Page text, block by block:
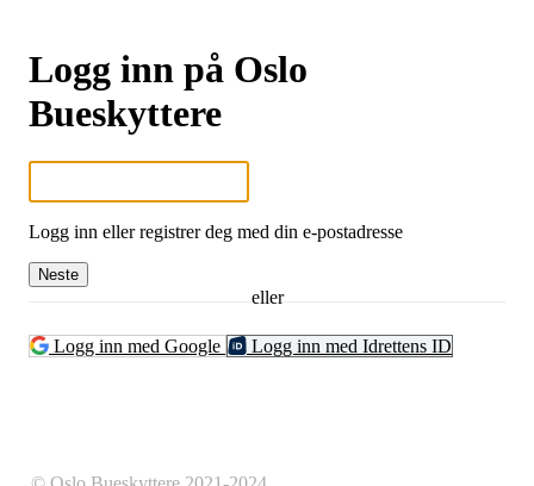
Logg inn på Oslo
Bueskyttere
Logg inn eller registrer deg med din e-postadresse
Neste
eller
Logg inn med Google Logg inn med Idrettens ID